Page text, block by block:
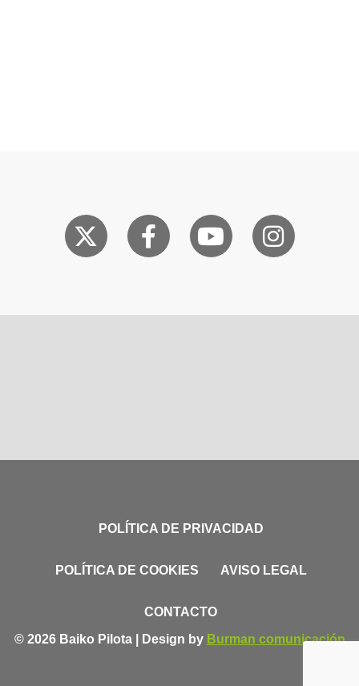
POLÍTICA DE PRIVACIDAD
POLÍTICA DE COOKIES AVISO LEGAL
CONTACTO
© 2026 Baiko Pilota | Design by Burman comunicación